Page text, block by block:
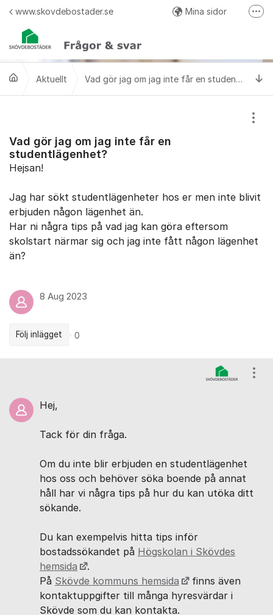
Hoppa till innehåll
www.skovdebostader.se Mina sidor
Instagram
Aktuellt Vad gör jag om jag inte får en studentlägenhet?
Vad gör jag om jag inte får en
studentlägenhet?
Hejsan!
Jag har sökt studentlägenheter hos er men inte blivit
erbjuden någon lägenhet än.
Har ni några tips på vad jag kan göra eftersom
skolstart närmar sig och jag inte fått någon lägenhet
än?
8 Aug 2023
Följ inlägget 0
Hej,
Tack för din fråga.
Om du inte blir erbjuden en studentlägenhet
hos oss och behöver söka boende på annat
håll har vi några tips på hur du kan utöka ditt
sökande.
Du kan exempelvis hitta tips inför
bostadssökandet på Högskolan i Skövdes
hemsida
.
På Skövde kommuns hemsida
finns även
kontaktuppgifter till många hyresvärdar i
Skövde som du kan kontakta.